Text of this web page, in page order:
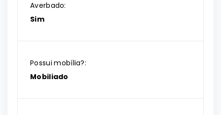
Averbado:
Sim
Possui mobília?:
Mobiliado